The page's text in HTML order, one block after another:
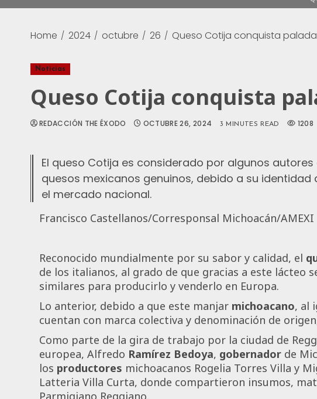
Home 2024 octubre 26 Queso Cotija conquista
Noticias
Queso Cotija conquista
REDACCIÓN THE ÉXODO OCTUBRE 26, 2024 3 MINUTES READ 1208
El queso Cotija es considerado por algunos
quesos mexicanos genuinos, debido a su
el mercado nacional.
Francisco Castellanos/Corresponsal Michoacán/AMEXI
Reconocido mundialmente por su sabor y calidad, el
de los italianos, al grado de que gracias a este lácteo
similares para producirlo y venderlo en Europa.
Lo anterior, debido a que este manjar michoacano, al
cuentan con marca colectiva y denominación de
Como parte de la gira de trabajo por la ciudad de
europea, Alfredo Ramírez Bedoya, gobernador de
los productores michoacanos Rogelia Torres Villa y
Latteria Villa Curta, donde compartieron insumos,
Parmigiano Reggiano.